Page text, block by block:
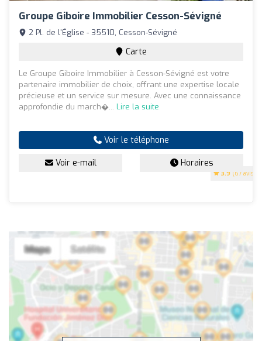
Groupe Giboire Immobilier Cesson-Sévigné
3.9 (67 avis)
2 Pl. de l'Église - 35510, Cesson-Sévigné
Carte
Le Groupe Giboire Immobilier à Cesson-Sévigné est votre
partenaire immobilier de choix, offrant une expertise locale
précieuse et un service sur mesure. Avec une connaissance
approfondie du march�... Lire la suite
Voir le téléphone
Voir e-mail Horaires